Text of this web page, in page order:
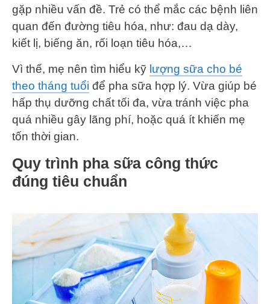
gặp nhiều vấn đề. Trẻ có thể mắc các bệnh liên
quan đến đường tiêu hóa, như: đau dạ dày,
kiết lị, biếng ăn, rối loạn tiêu hóa,…
Vì thế, mẹ nên tìm hiểu kỹ lượng sữa cho bé
theo tháng tuổi để pha sữa hợp lý. Vừa giúp bé
hấp thụ dưỡng chất tối đa, vừa tránh việc pha
quá nhiều gây lãng phí, hoặc quá ít khiến mẹ
tốn thời gian.
Quy trình pha sữa công thức
đúng tiêu chuẩn